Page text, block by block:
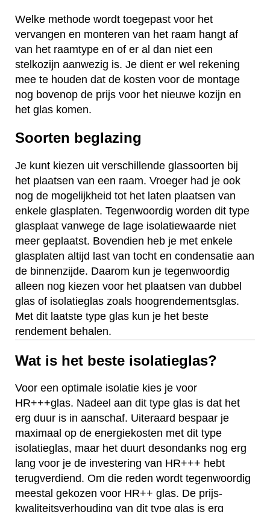
Welke methode wordt toegepast voor het
vervangen en monteren van het raam hangt af
van het raamtype en of er al dan niet een
stelkozijn aanwezig is. Je dient er wel rekening
mee te houden dat de kosten voor de montage
nog bovenop de prijs voor het nieuwe kozijn en
het glas komen.
Soorten beglazing
Je kunt kiezen uit verschillende glassoorten bij
het plaatsen van een raam. Vroeger had je ook
nog de mogelijkheid tot het laten plaatsen van
enkele glasplaten. Tegenwoordig worden dit type
glasplaat vanwege de lage isolatiewaarde niet
meer geplaatst. Bovendien heb je met enkele
glasplaten altijd last van tocht en condensatie aan
de binnenzijde. Daarom kun je tegenwoordig
alleen nog kiezen voor het plaatsen van dubbel
glas of isolatieglas zoals hoogrendementsglas.
Met dit laatste type glas kun je het beste
rendement behalen.
Wat is het beste isolatieglas?
Voor een optimale isolatie kies je voor
HR+++glas. Nadeel aan dit type glas is dat het
erg duur is in aanschaf. Uiteraard bespaar je
maximaal op de energiekosten met dit type
isolatieglas, maar het duurt desondanks nog erg
lang voor je de investering van HR+++ hebt
terugverdiend. Om die reden wordt tegenwoordig
meestal gekozen voor HR++ glas. De prijs-
kwaliteitsverhouding van dit type glas is erg